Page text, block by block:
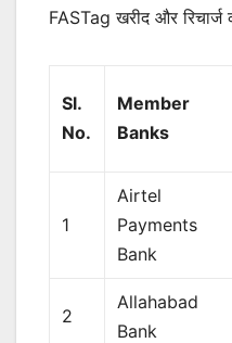
FASTag खरीद और
Sl.
No.
Member
Banks
1
Airtel
Payments
Bank
2
Allahabad
Bank